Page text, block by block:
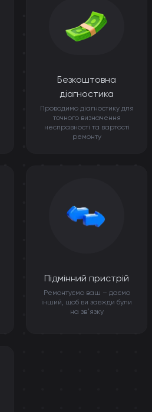
Безкоштовна
діагностика
Проводимо діагностику для
точного визначення
несправності та вартості
ремонту
Підмінний пристрій
Ремонтуємо ваш – даємо
інший, щоб ви завжди були
на звʼязку